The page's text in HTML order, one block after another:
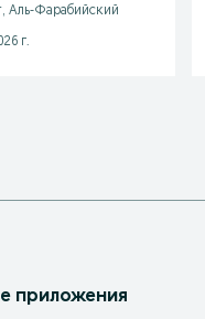
Аль-Фарабийский
г.
приложения